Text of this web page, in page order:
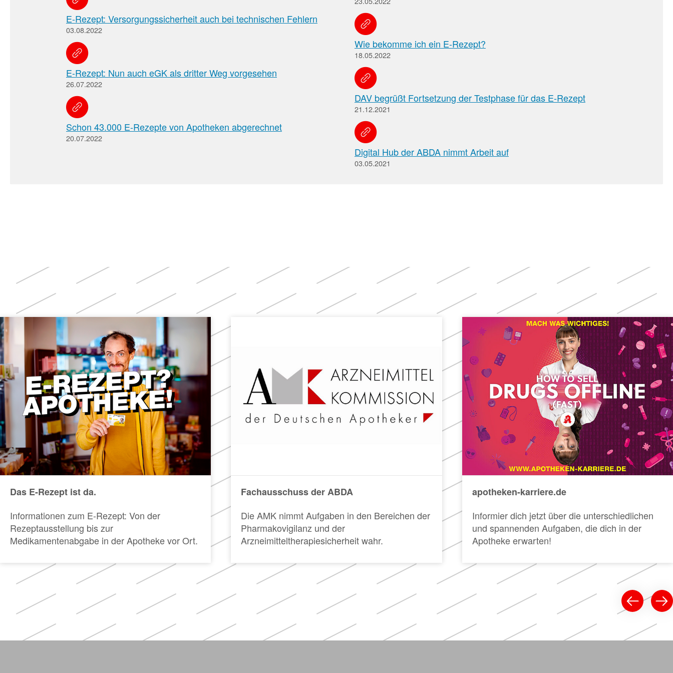
E-Rezept: Versorgungssicherheit auch bei technischen Fehlern
03.08.2022
E-Rezept: Nun auch eGK als dritter Weg vorgesehen
26.07.2022
Schon 43.000 E-Rezepte von Apotheken abgerechnet
20.07.2022
Wie bekomme ich ein E-Rezept?
18.05.2022
DAV begrüßt Fortsetzung der Testphase für das E-Rezept
21.12.2021
Digital Hub der ABDA nimmt Arbeit auf
03.05.2021
Apotheken)
Weitere
Themen
Das E-Rezept ist da.
Informationen zum E-Rezept: Von der
Rezeptausstellung bis zur
Medikamentenabgabe in der Apotheke vor Ort.
Fachausschuss der ABDA
Die AMK nimmt Aufgaben in den Bereichen der
Pharmakovigilanz und der
Arzneimitteltherapiesicherheit wahr.
apotheken-karriere.de
Informier dich jetzt über die unterschiedlichen
und spannenden Aufgaben, die dich in der
Apotheke erwarten!